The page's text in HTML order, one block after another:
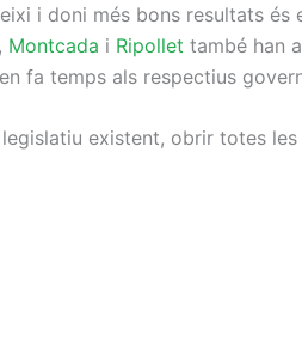
i doni més bons resultats
, Montcada i Ripollet també han
fa temps als respectius
existent, obrir totes